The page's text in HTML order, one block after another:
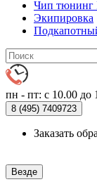
Чип тюнинг
Экипировка
пн - пт: с 10.00 до
8 (495) 7409723
Заказать
Везде